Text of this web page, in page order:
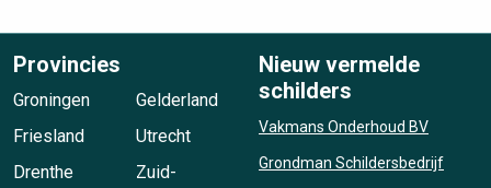
Provincies
Groningen
Friesland
Drenthe
Gelderland
Utrecht
Zuid-
Nieuw vermelde
schilders
Vakmans Onderhoud BV
Grondman Schildersbedrijf